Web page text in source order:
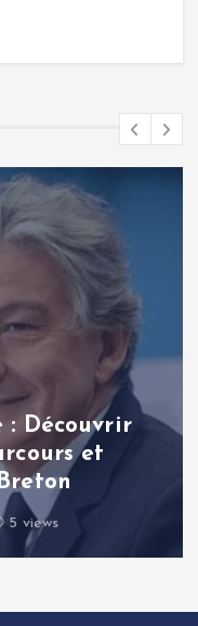
: Découvrir
et
5 views